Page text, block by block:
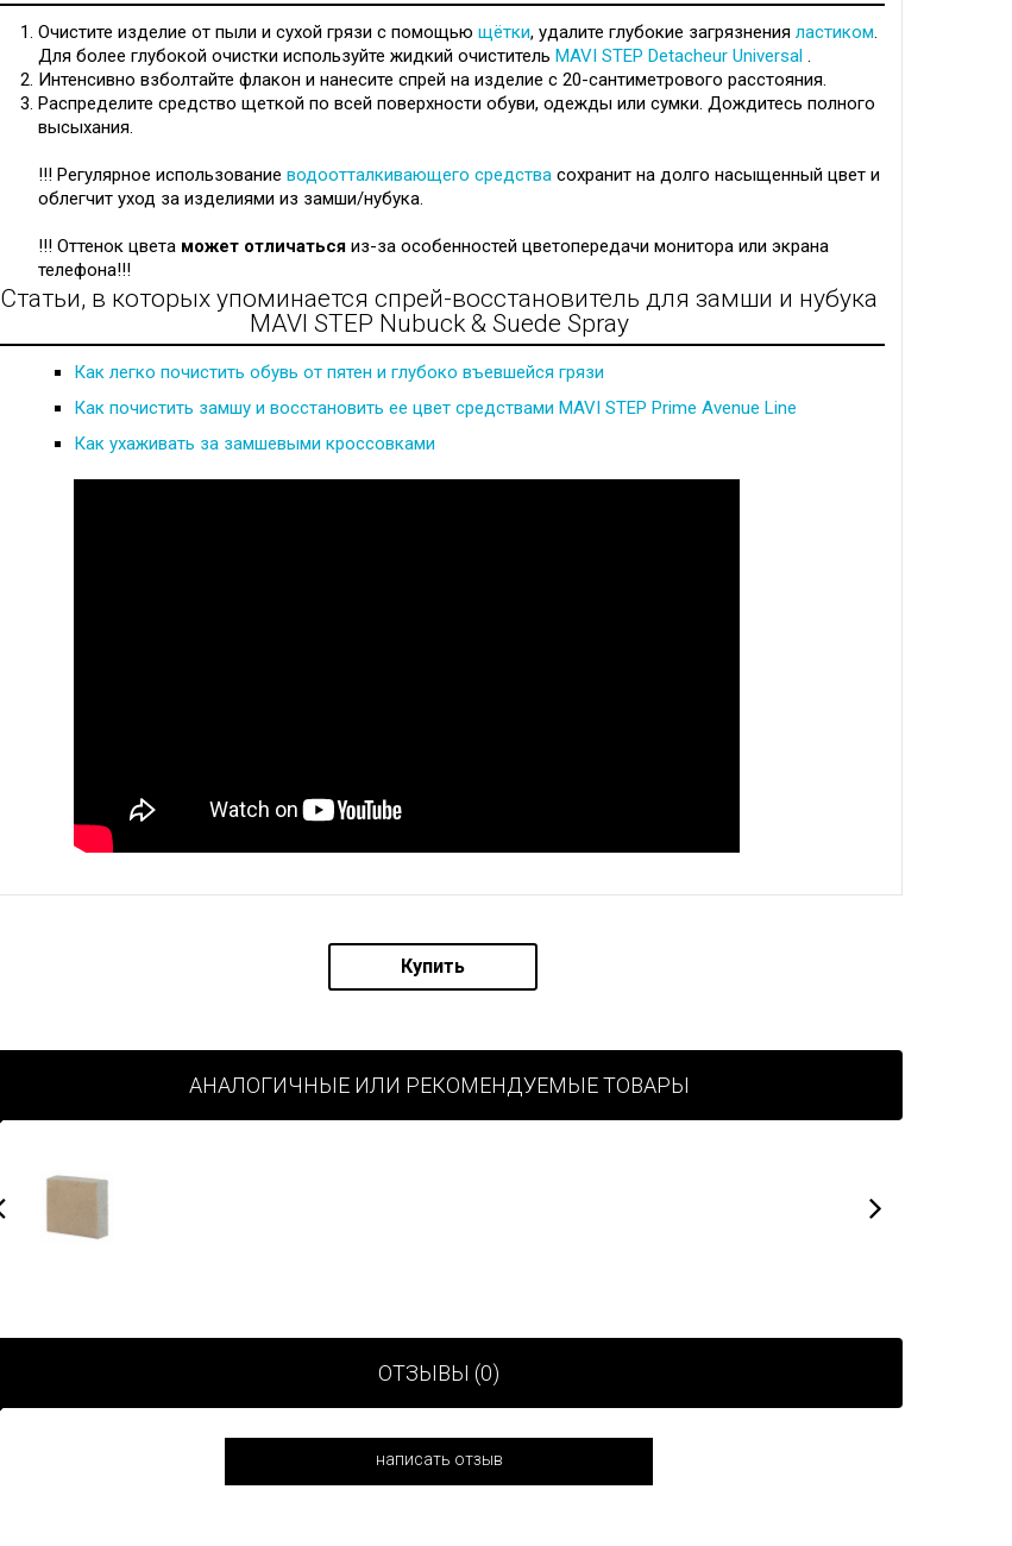
Очистите изделие от пыли и сухой грязи с помощью щётки, удалите глубокие загрязнения ластиком.
Для более глубокой очистки используйте жидкий очиститель MAVI STEP Detacheur Universal.
Интенсивно взболтайте флакон и нанесите спрей на изделие с 20-сантиметрового расстояния.
Распределите средство щеткой по всей поверхности обуви, одежды или сумки. Дождитесь полного
высыхания.
!!! Регулярное использование водоотталкивающего средства сохранит на долго насыщенный цвет и
облегчит уход за изделиями из замши/нубука.
!!! Оттенок цвета может отличаться из-за особенностей цветопередачи монитора или экрана
телефона!!!
Статьи, в которых упоминается спрей-восстановитель для замши и нубука
MAVI STEP Nubuck & Suede Spray
Как легко почистить обувь от пятен и глубоко въевшейся грязи
Как почистить замшу и восстановить ее цвет средствами MAVI STEP Prime Avenue Line
Как ухаживать за замшевыми кроссовками
Купить
АНАЛОГИЧНЫЕ ИЛИ РЕКОМЕНДУЕМЫЕ ТОВАРЫ
ОТЗЫВЫ (0)
написать отзыв